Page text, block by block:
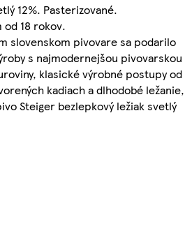
12%. Pasterizované.
18 rokov.
slovenskom pivovare sa podarilo
s najmodernejšou pivovarskou
klasické výrobné postupy od
kadiach a dlhodobé ležanie,
Steiger bezlepkový ležiak svetlý